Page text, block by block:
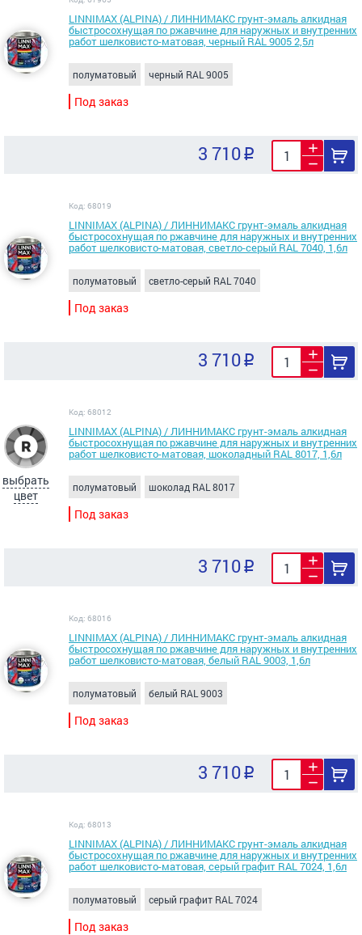
LINNIMAX (ALPINA) / ЛИННИМАКС грунт-эмаль алкидная
быстросохнущая по ржавчине для наружных и внутренних
работ шелковисто-матовая, черный RAL 9005 2,5л
полуматовый черный RAL 9005
Под заказ
3 710
Код: 68019
LINNIMAX (ALPINA) / ЛИННИМАКС грунт-эмаль алкидная
быстросохнущая по ржавчине для наружных и внутренних
работ шелковисто-матовая, светло-серый RAL 7040, 1,6л
полуматовый светло-серый RAL 7040
Под заказ
3 710
выбрать
цвет
Код: 68012
LINNIMAX (ALPINA) / ЛИННИМАКС грунт-эмаль алкидная
быстросохнущая по ржавчине для наружных и внутренних
работ шелковисто-матовая, шоколадный RAL 8017, 1,6л
полуматовый шоколад RAL 8017
Под заказ
3 710
Код: 68016
LINNIMAX (ALPINA) / ЛИННИМАКС грунт-эмаль алкидная
быстросохнущая по ржавчине для наружных и внутренних
работ шелковисто-матовая, белый RAL 9003, 1,6л
полуматовый белый RAL 9003
Под заказ
3 710
Код: 68013
LINNIMAX (ALPINA) / ЛИННИМАКС грунт-эмаль алкидная
быстросохнущая по ржавчине для наружных и внутренних
работ шелковисто-матовая, серый графит RAL 7024, 1,6л
полуматовый серый графит RAL 7024
Под заказ